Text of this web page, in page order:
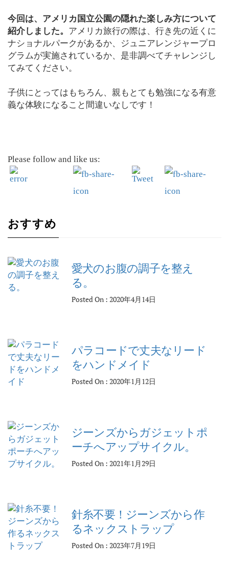
今回は、アメリカ国立公園の隠れた楽しみ方について
紹介しました。 アメリカ旅行の際は、行き先の近くに
ナショナルパークがあるか、ジュニアレンジャープロ
グラムが実施されているか、是非調べてチャレンジし
てみてください。
子供にとってはもちろん、親もとても勉強になる有意
義な体験になること間違いなしです！
Please follow and like us:
おすすめ
愛犬のお腹の調子を整え
る。
Posted On : 2020年4月14日
パラコードで丈夫なリード
をハンドメイド
Posted On : 2020年1月12日
ジーンズからガジェットポ
ーチへアップサイクル。
Posted On : 2021年1月29日
針糸不要！ジーンズから作
るネックストラップ
Posted On : 2023年7月19日